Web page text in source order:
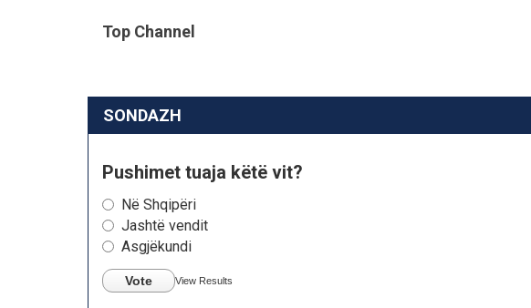
Top Channel
SONDAZH
Pushimet tuaja këtë vit?
Në Shqipëri
Jashtë vendit
Asgjëkundi
Vote View Results